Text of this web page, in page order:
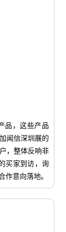
品，这些产品
闻信深圳展的
，整体反响非
买家到访，询
作意向落地。